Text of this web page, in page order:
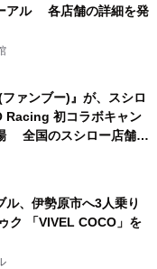
アル 各店舗の詳細を発
ファンブー)』が、スシロ
Racing 初コラボキャン
全国のスシロー店舗で
ミニカー)付き
されます
ル、伊勢原市へ3人乗り
ク 「VIVEL COCO」を